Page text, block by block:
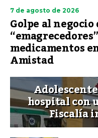
7 de agosto de 2026
Golpe al negocio
medicamentos
Amistad
hospital con
Fiscalía